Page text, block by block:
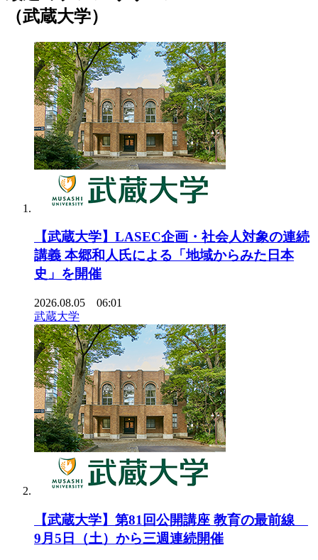
（武蔵大学）
【武蔵大学】LASEC企画・社会人対象の連続
講義 本郷和人氏による「地域からみた日本
史」を開催
2026.08.05 06:01
武蔵大学
【武蔵大学】第81回公開講座 教育の最前線
9月5日（土）から三週連続開催